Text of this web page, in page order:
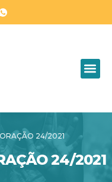
24/2021
24/2021